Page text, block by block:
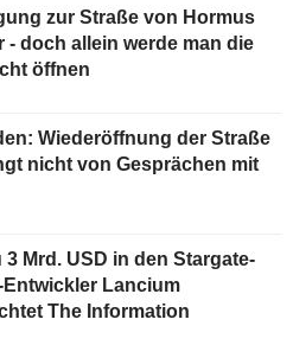
zur Straße von Hormus
- doch allein werde man die
öffnen
Wiederöffnung der Straße
nicht von Gesprächen mit
3 Mrd. USD in den Stargate-
Entwickler Lancium
The Information